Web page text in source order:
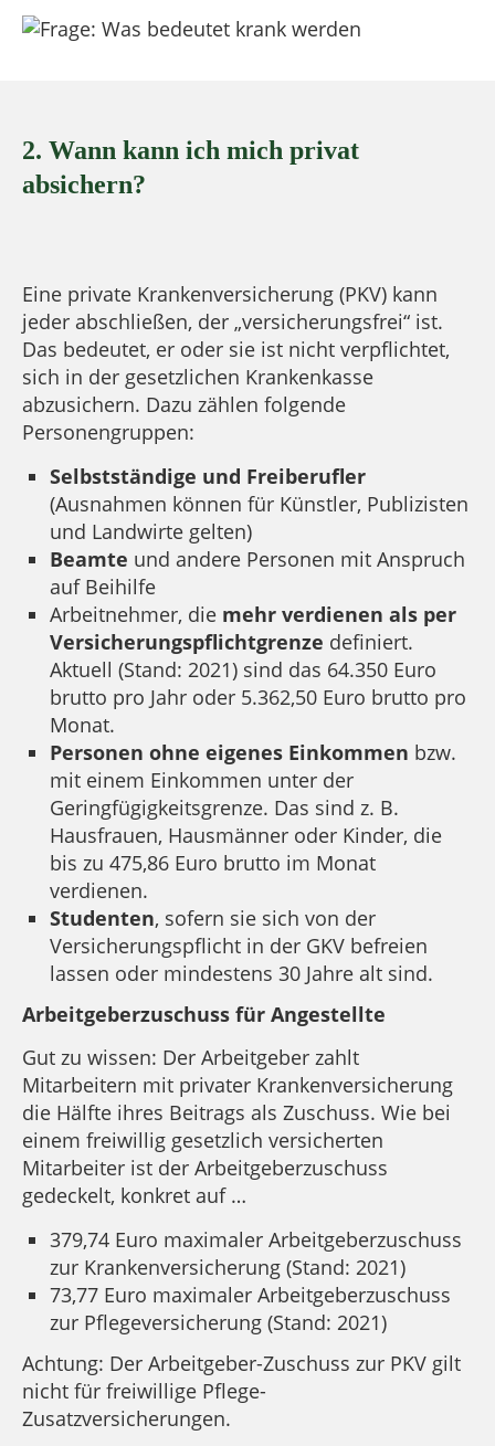
2. Wann kann ich mich privat
absichern?
Eine private Krankenversicherung (PKV) kann
jeder abschließen, der „versicherungsfrei“ ist.
Das bedeutet, er oder sie ist nicht verpflichtet,
sich in der gesetzlichen Krankenkasse
abzusichern. Dazu zählen folgende
Personengruppen:
Selbstständige und Freiberufler
(Ausnahmen können für Künstler, Publizisten
und Landwirte gelten)
Beamte und andere Personen mit Anspruch
auf Beihilfe
Arbeitnehmer, die mehr verdienen als per
Versicherungspflichtgrenze definiert.
Aktuell (Stand: 2021) sind das 64.350 Euro
brutto pro Jahr oder 5.362,50 Euro brutto pro
Monat.
Personen ohne eigenes Einkommen bzw.
mit einem Einkommen unter der
Geringfügigkeitsgrenze. Das sind z. B.
Hausfrauen, Hausmänner oder Kinder, die
bis zu 475,86 Euro brutto im Monat
verdienen.
Studenten, sofern sie sich von der
Versicherungspflicht in der GKV befreien
lassen oder mindestens 30 Jahre alt sind.
Arbeitgeberzuschuss für Angestellte
Gut zu wissen: Der Arbeitgeber zahlt
Mitarbeitern mit privater Krankenversicherung
die Hälfte ihres Beitrags als Zuschuss. Wie bei
einem freiwillig gesetzlich versicherten
Mitarbeiter ist der Arbeitgeberzuschuss
gedeckelt, konkret auf …
379,74 Euro maximaler Arbeitgeberzuschuss
zur Krankenversicherung (Stand: 2021)
73,77 Euro maximaler Arbeitgeberzuschuss
zur Pflegeversicherung (Stand: 2021)
Achtung: Der Arbeitgeber-Zuschuss zur PKV gilt
nicht für freiwillige Pflege-
Zusatzversicherungen.